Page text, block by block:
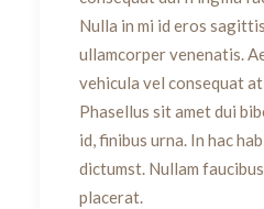
Nulla in mi id eros
ullamcorper venenatis.
vehicula vel consequat
Phasellus sit amet dui
id, finibus urna. In hac
dictumst. Nullam
placerat.